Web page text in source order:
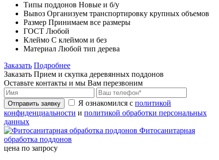
Типы поддонов Новые и б/у
Вывоз Организуем транспортировку крупных объемов
Размер Принимаем все размеры
ГОСТ Любой
Клеймо С клеймом и без
Материал Любой тип дерева
Заказать Подробнее
Заказать Прием и скупка деревянных поддонов
Оставьте контакты и мы Вам перезвоним
Отправить заявку Я ознакомился с политикой
конфиденциальности и политикой обработки персональных
данных
Фитосанитарная
обработка поддонов
цена по запросу